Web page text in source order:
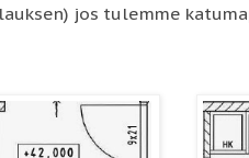
jos tulemme